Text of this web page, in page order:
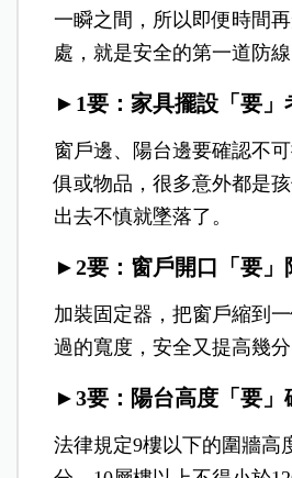
一瞬之間，所以即便時間
處，就是安全的第一道防線
►1要：家具擺設「要」
窗戶邊、陽台邊要確認不
俱或物品，很多意外都是
出去不慎就墜落了。
►2要：窗戶開口「要」
加裝固定器，把窗戶縮到
過的寬度，安全又提高幾分
►3要：陽台高度「要」
法律規定9樓以下的圍牆高